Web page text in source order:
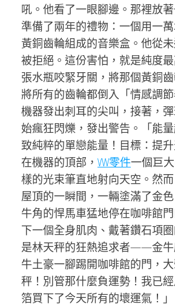
吼。他看了一眼腳邊。那裡放
準備了兩年的禮物：一個用一
黃銅齒輪組成的音樂盒。他從
被拒絕。這份害怕，就是純度
張水瓶咬緊牙關，將那個黃銅
將所有的齒輪都倒入「情感調
機器發出刺耳的尖叫，接著，
始瘋狂閃爍，發出警告。「能
致純粹的單戀能量！目標：提升
在機器的頂部， VW零件一個巨
樣的光束筆直地射向天空。然
屋頂的一瞬間，一輛塗滿了金
牛角的悍馬車猛地停在咖啡館
下一個全身肌肉、戴著鑽石項
是林天秤的狂熱追求者——金牛
牛土豪一腳踢開咖啡館的門，
秤！別管那什麼負運勢！我已
箔買下了今天所有的壞運氣！